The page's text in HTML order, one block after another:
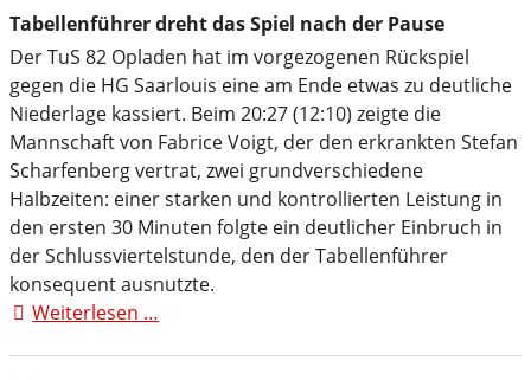
Tabellenführer dreht das Spiel nach der Pause
Der TuS 82 Opladen hat im vorgezogenen Rückspiel
gegen die HG Saarlouis eine am Ende etwas zu deutliche
Niederlage kassiert. Beim 20:27 (12:10) zeigte die
Mannschaft von Fabrice Voigt, der den erkrankten Stefan
Scharfenberg vertrat, zwei grundverschiedene
Halbzeiten: einer starken und kontrollierten Leistung in
den ersten 30 Minuten folgte ein deutlicher Einbruch in
der Schlussviertelstunde, den der Tabellenführer
konsequent ausnutzte.
Weiterlesen …